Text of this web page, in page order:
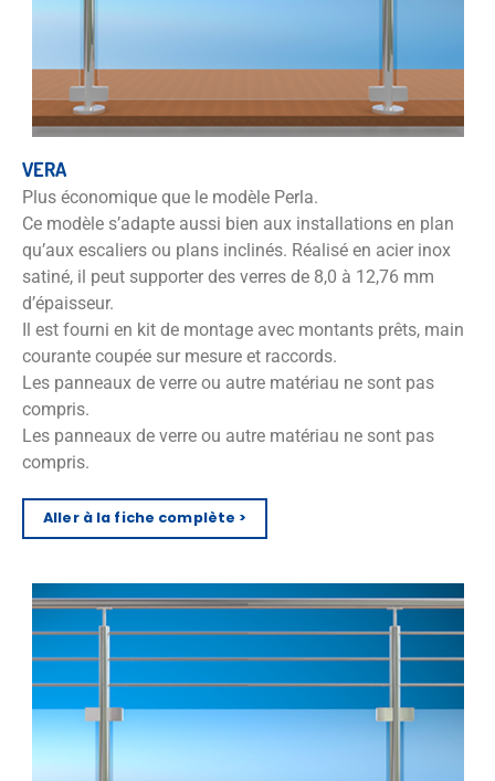
VERA
Plus économique que le modèle Perla.
Ce modèle s’adapte aussi bien aux installations en plan
qu’aux escaliers ou plans inclinés. Réalisé en acier inox
satiné, il peut supporter des verres de 8,0 à 12,76 mm
d’épaisseur.
Il est fourni en kit de montage avec montants prêts, main
courante coupée sur mesure et raccords.
Les panneaux de verre ou autre matériau ne sont pas
compris.
Les panneaux de verre ou autre matériau ne sont pas
compris.
Aller à la fiche complète >